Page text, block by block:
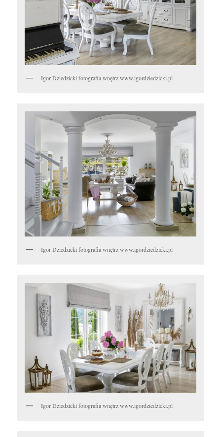
Igor Dziedzicki fotografia wnętrz www.igordziedzicki.pl
Igor Dziedzicki fotografia wnętrz www.igordziedzicki.pl
Igor Dziedzicki fotografia wnętrz www.igordziedzicki.pl